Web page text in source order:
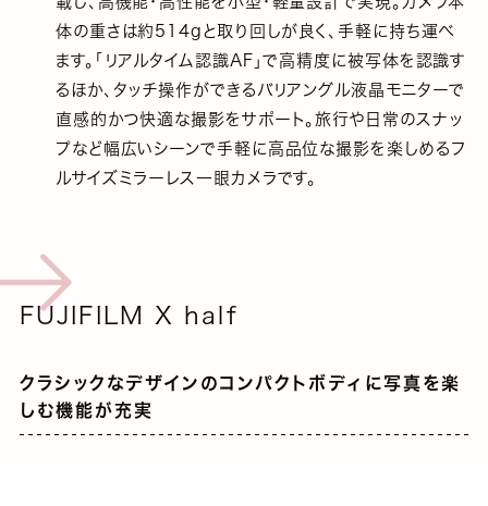
体の重さは約514gと取り回しが良く、手軽に持ち運べ
ます。「リアルタイム認識AF」で高精度に被写体を認識す
るほか、タッチ操作ができるバリアングル液晶モニターで
直感的かつ快適な撮影をサポート。旅行や日常のスナッ
プなど幅広いシーンで手軽に高品位な撮影を楽しめるフ
ルサイズミラーレス一眼カメラです。
FUJIFILM X half
クラシックなデザインのコンパクトボディに写真を楽
しむ機能が充実